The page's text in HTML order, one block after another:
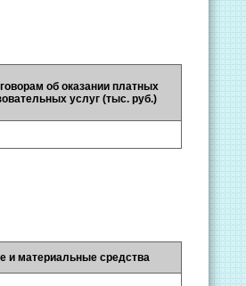
об оказании платных
услуг (тыс. руб.)
и материальные средства